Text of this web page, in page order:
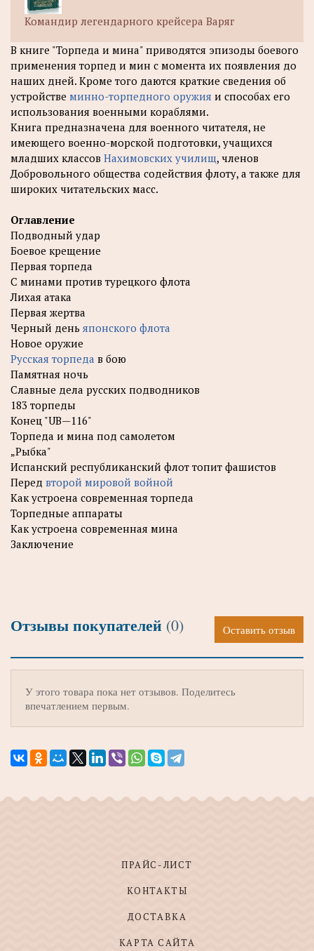
Командир легендарного крейсера Варяг
В книге "Торпеда и мина" приводятся эпизоды боевого
применения торпед и мин с момента их появления до
наших дней. Кроме того даются краткие сведения об
устройстве минно-торпедного оружия и способах его
использования военными кораблями.
Книга предназначена для военного читателя, не
имеющего военно-морской подготовки, учащихся
младших классов Нахимовских училищ, членов
Добровольного общества содействия флоту, а также для
широких читательских масс.
Оглавление
Подводный удар
Боевое крещение
Первая торпеда
С минами против турецкого флота
Лихая атака
Первая жертва
Черный день японского флота
Новое оружие
Русская торпеда в бою
Памятная ночь
Славные дела русских подводников
183 торпеды
Конец "UB—116"
Торпеда и мина под самолетом
„Рыбка"
Испанский республиканский флот топит фашистов
Перед второй мировой войной
Как устроена современная торпеда
Торпедные аппараты
Как устроена современная мина
Заключение
Отзывы покупателей (0) Оставить отзыв
У этого товара пока нет отзывов. Поделитесь
впечатлением первым.
ПРАЙС-ЛИСТ
КОНТАКТЫ
ДОСТАВКА
КАРТА САЙТА